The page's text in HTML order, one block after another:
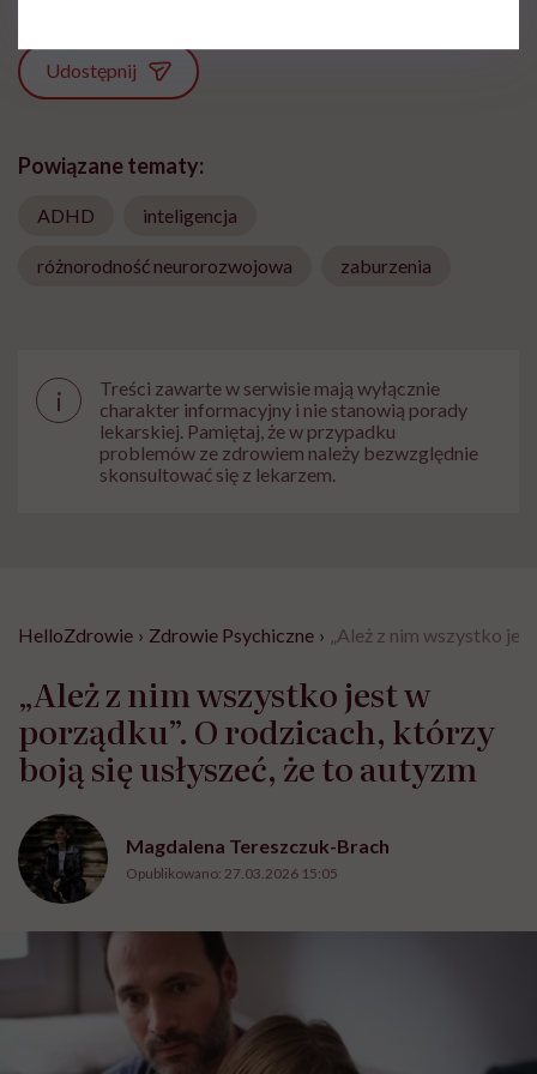
Udostępnij
Powiązane tematy:
ADHD inteligencja
różnorodność neurorozwojowa zaburzenia
i
Treści zawarte w serwisie mają wyłącznie
charakter informacyjny i nie stanowią porady
lekarskiej. Pamiętaj, że w przypadku
problemów ze zdrowiem należy bezwzględnie
skonsultować się z lekarzem.
HelloZdrowie › Zdrowie Psychiczne › „Ależ z nim wszystko
„Ależ z nim wszystko jest w
porządku”. O rodzicach, którzy
boją się usłyszeć, że to autyzm
Magdalena Tereszczuk-Brach
Opublikowano: 27.03.2026 15:05